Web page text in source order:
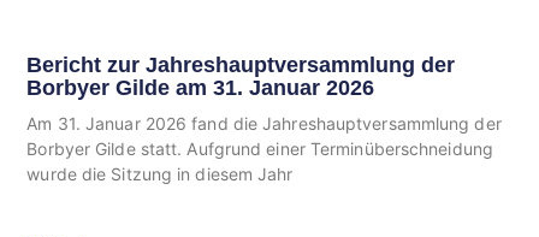
Bericht zur Jahreshauptversammlung der
Borbyer Gilde am 31. Januar 2026
Am 31. Januar 2026 fand die Jahreshauptversammlung der
Borbyer Gilde statt. Aufgrund einer Terminüberschneidung
wurde die Sitzung in diesem Jahr